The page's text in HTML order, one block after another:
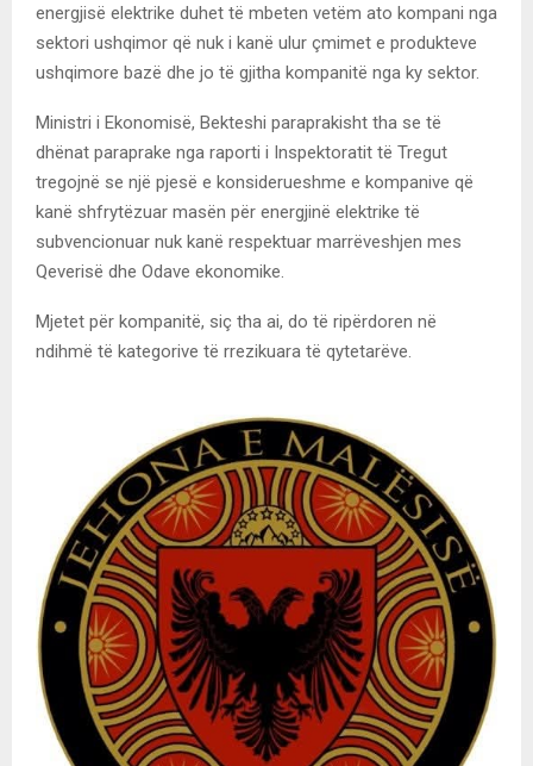
energjisë elektrike duhet të mbeten vetëm ato kompani nga
sektori ushqimor që nuk i kanë ulur çmimet e produkteve
ushqimore bazë dhe jo të gjitha kompanitë nga ky sektor.
Ministri i Ekonomisë, Bekteshi paraprakisht tha se të
dhënat paraprake nga raporti i Inspektoratit të Tregut
tregojnë se një pjesë e konsiderueshme e kompanive që
kanë shfrytëzuar masën për energjinë elektrike të
subvencionuar nuk kanë respektuar marrëveshjen mes
Qeverisë dhe Odave ekonomike.
Mjetet për kompanitë, siç tha ai, do të ripërdoren në
ndihmë të kategorive të rrezikuara të qytetarëve.